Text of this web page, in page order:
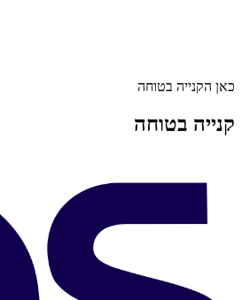
כאן הקנייה בטוחה
קנייה בטוחה